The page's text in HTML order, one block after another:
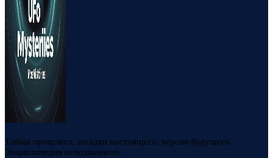
Тайны прошлого, загадки настоящего, версии будущего.
Энциклопедия непознанного.